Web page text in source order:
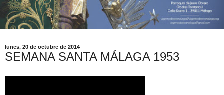
lunes, 20 de octubre de 2014
SEMANA SANTA MÁLAGA 1953